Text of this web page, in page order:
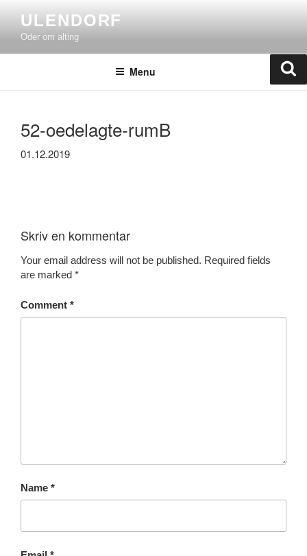
content
ULENDORF
Oder om alting
Menu
52-oedelagte-rumB
01.12.2019
Skriv en kommentar
Your email address will not be published. Required fields
are marked *
Comment *
Name *